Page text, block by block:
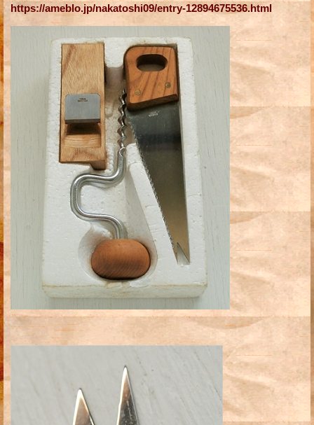
https://ameblo.jp/nakatoshi09/entry-12894675536.html